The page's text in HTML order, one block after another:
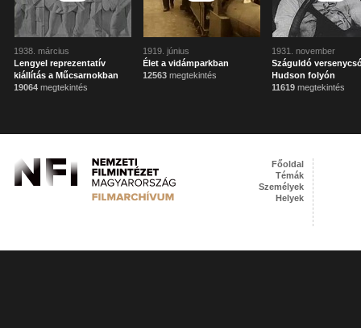
1938. március
Lengyel reprezentatív
kiállítás a Műcsarnokban
19064 megtekintés
1919. június
Élet a vidámparkban
12563 megtekintés
1931. november
Száguldó
Hudson folyón
11619 megtekintés
Főoldal
Témák
Személyek
Helyek